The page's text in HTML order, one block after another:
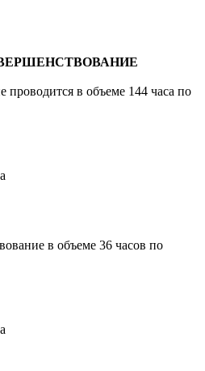
проводится в объеме 144 часа по
в объеме 36 часов по